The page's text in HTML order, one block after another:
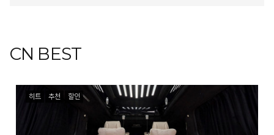
CN BEST
히트 추천 할인